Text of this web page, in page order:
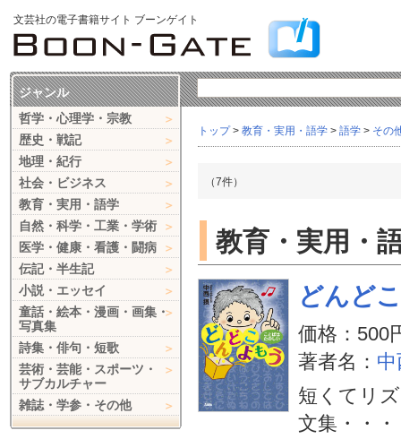
文芸社の電子書籍サイト ブーンゲイト
トップ> 教育・実用・語学 > 語学 > その
（7件）
教育・実用・
どんど
価格：500
著者名：
短くてリ
文集・・
ジャンル
哲学・心理学・宗教
歴史・戦記
地理・紀行
社会・ビジネス
教育・実用・語学
自然・科学・工業・学術
医学・健康・看護・闘病
伝記・半生記
小説・エッセイ
童話・絵本・漫画・画集・
写真集
詩集・俳句・短歌
芸術・芸能・スポーツ・
サブカルチャー
雑誌・学参・その他